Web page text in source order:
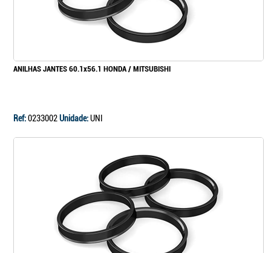
ANILHAS JANTES 60.1x56.1 HONDA / MITSUBISHI
Ref:0233002Unidade:UNI